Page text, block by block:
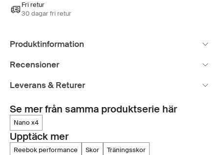
Fri retur
30 dagar fri retur
Produktinformation
Recensioner
Leverans & Returer
Se mer från samma produktserie här
nano x4
Upptäck mer
reebok performance skor träningsskor